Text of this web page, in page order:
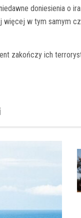
doniesienia o
w tym samym
zakończy ich